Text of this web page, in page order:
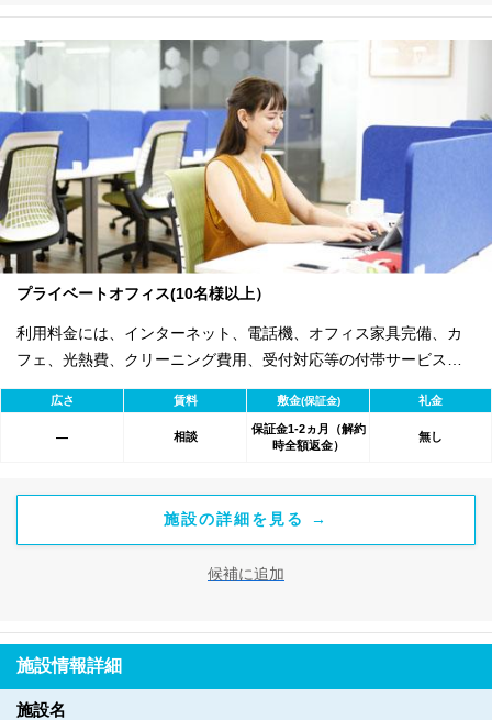
プライベートオフィス(10名様以上）
利用料金には、インターネット、電話機、オフィス家具完備、カ
フェ、光熱費、クリーニング費用、受付対応等の付帯サービスす
べて含まれ、追加料金不要です。 また適宜キャンペーン、契約期
間による割引特典あります。
広さ 賃料 敷金(保証金) 礼金
― 相談
保証金1-2ヵ月（解約
時全額返金）
無し
施設の詳細を見る →
候補に追加
施設情報詳細
施設名